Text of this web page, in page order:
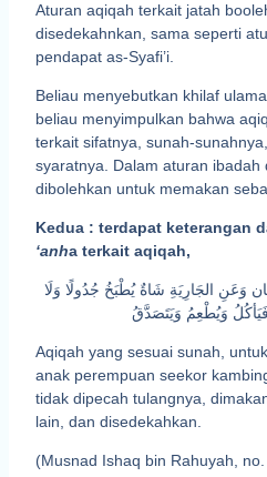
Aturan aqiqah terkait jatah
disedekahnkan, sama seperti
pendapat as-Syafi’i.
Beliau menyebutkan khilaf
beliau menyimpulkan bahwa
terkait sifatnya, sunah-
syaratnya. Dalam aturan ibadah
dibolehkan untuk memakan
Kedua : terdapat keterangan
‘anha terkait aqiqah,
وَعَنِ الجَارِيَةِ شَاةٌ يُطْبَخُ جُدُولًا وَلَا
وَيُطْعِمُ وَيَتَصَدَّقُ
Aqiqah yang sesuai sunah,
anak perempuan seekor
tidak dipecah tulangnya,
lain, dan disedekahkan.
(Musnad Ishaq bin Rahuyah,